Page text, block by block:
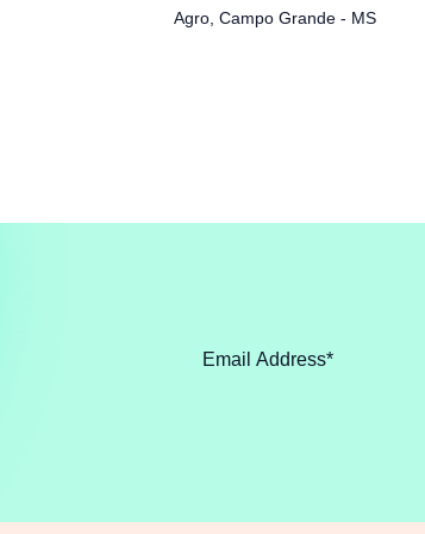
Agro, Campo Grande - MS